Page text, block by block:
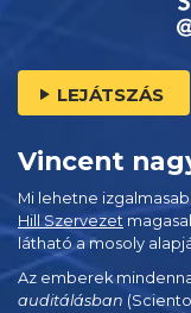
LEJÁTSZÁS
Vincent
Mi lehetne
Hill Szervezet
látható a mosoly
Az emberek
auditálásban